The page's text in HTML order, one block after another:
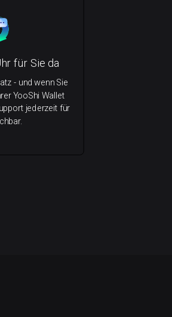
für Sie da
- und wenn Sie
YooShi Wallet
jederzeit für